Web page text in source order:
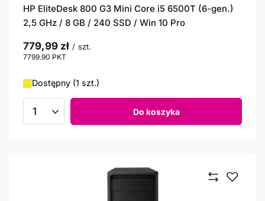
HP EliteDesk 800 G3 Mini Core i5 6500T (6-gen.)
2,5 GHz / 8 GB / 240 SSD / Win 10 Pro
779,99 zł / szt.
7799.90 PKT
Dostępny (1 szt.)
Ilość produktów Do koszyka